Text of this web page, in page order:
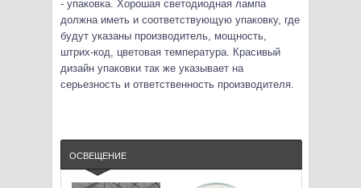
- упаковка. Хорошая светодиодная лампа
должна иметь и соответствующую упаковку, где
будут указаны производитель, мощность,
штрих-код, цветовая температура. Красивый
дизайн упаковки так же указывает на
серьезность и ответственность производителя.
ОСВЕЩЕНИЕ